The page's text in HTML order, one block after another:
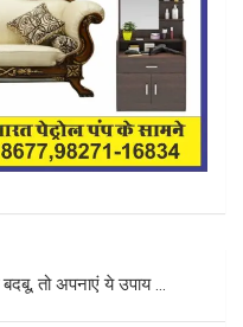
तो अपनाएं ये उपाय …